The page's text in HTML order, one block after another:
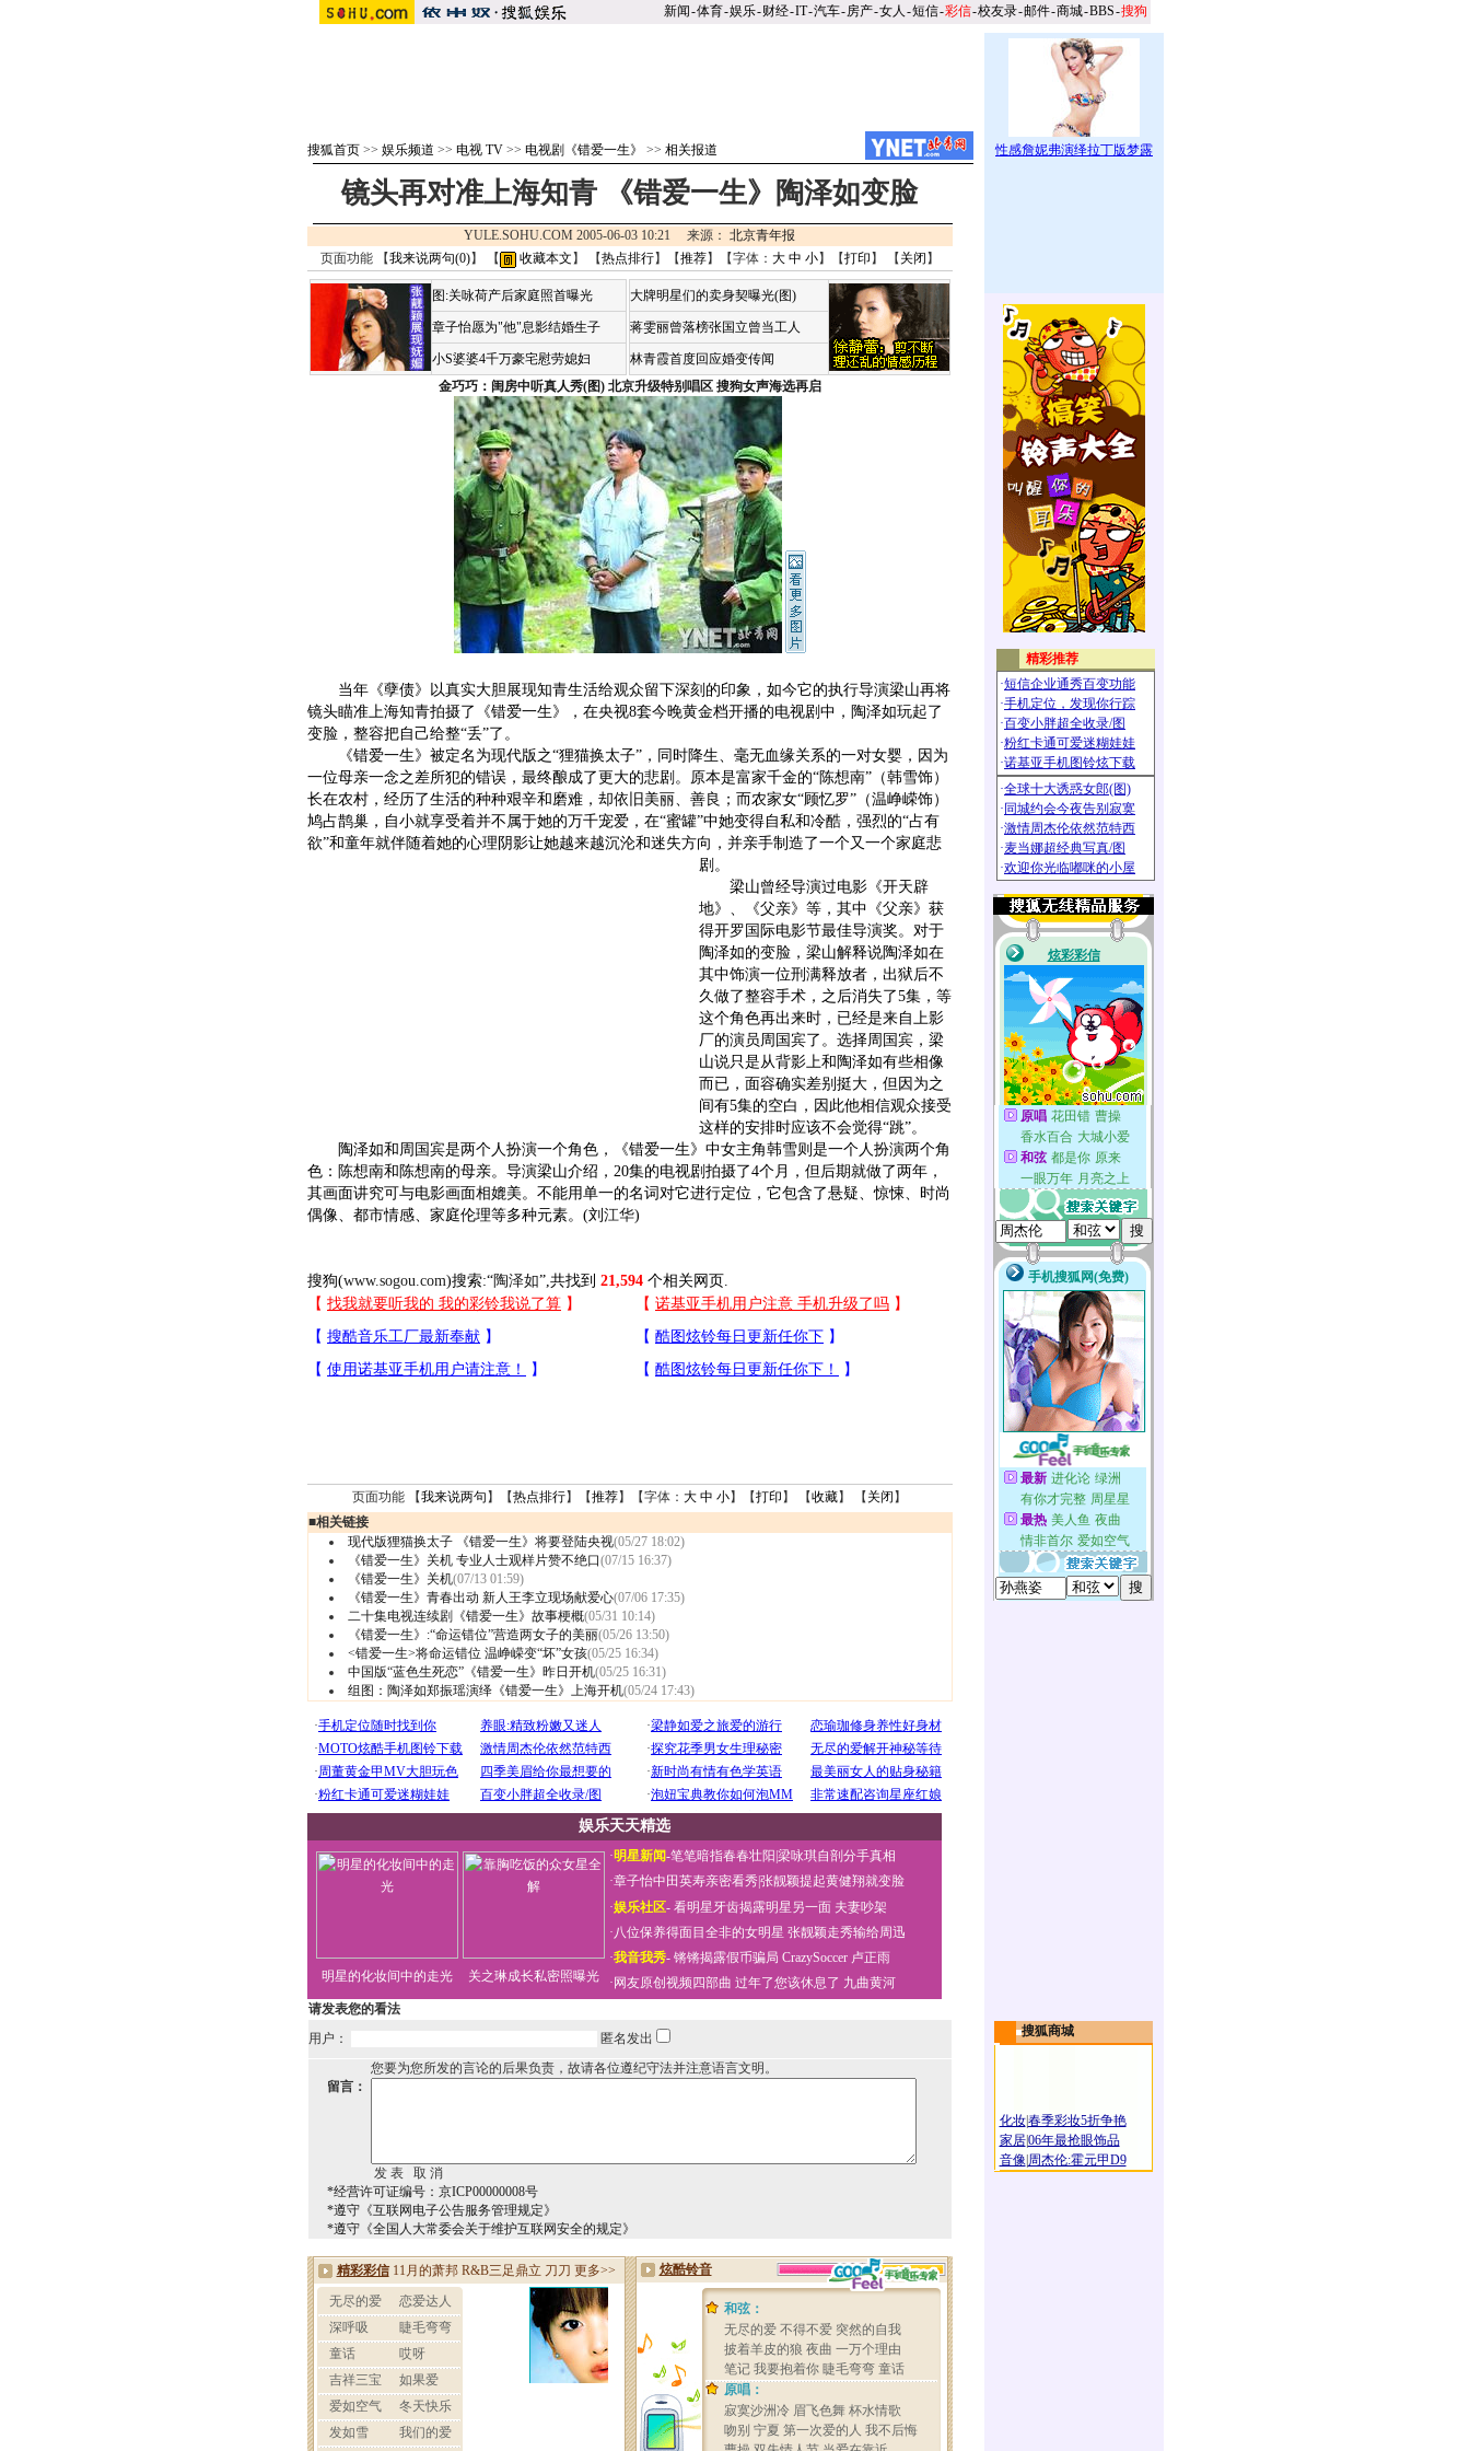
新闻-体育-娱乐-财经-IT-汽车-房产-女人 -短信-彩信-校友录-邮件-商城-BBS-搜狗
搜狐首页>> 娱乐频道 >> 电视 TV>> 电视剧《错爱一生》 >> 相关报道
镜头再对准上海知青 《错爱一生》陶泽如变脸
YULE.SOHU.COM 2005-06-03 10:21 来源： 北京青年报
页面功能 【我来说两句(0)】 【 收藏本文 】 【热点排行】【推荐】【字体： 大 中 小】【打印 】 【 关闭 】
图:关咏荷产后家庭照首曝光
章子怡愿为"他"息影结婚生子
小S婆婆4千万豪宅慰劳媳妇
大牌明星们的卖身契曝光(图)
蒋雯丽曾落榜张国立曾当工人
林青霞首度回应婚变传闻
金巧巧：闺房中听真人秀(图) 北京升级特别唱区 搜狗女声海选再启
当年《孽债》以真实大胆展现知青生活给观众留下深刻的印象，如今它的执行导演梁山再将
镜头瞄准上海知青拍摄了《错爱一生》，在央视8套今晚黄金档开播的电视剧中，陶泽如玩起了
变脸，整容把自己给整“丢”了。
《错爱一生》被定名为现代版之“狸猫换太子”，同时降生、毫无血缘关系的一对女婴，因为
一位母亲一念之差所犯的错误，最终酿成了更大的悲剧。原本是富家千金的“陈想南”（韩雪饰）
长在农村，经历了生活的种种艰辛和磨难，却依旧美丽、善良；而农家女“顾忆罗”（温峥嵘饰）
鸠占鹊巢，自小就享受着并不属于她的万千宠爱，在“蜜罐”中她变得自私和冷酷，强烈的“占有
欲”和童年就伴随着她的心理阴影让她越来越沉沦和迷失方向，并亲手制造了一个又一个家庭悲
剧。
梁山曾经导演过电影《开天辟
地》、《父亲》等，其中《父亲》获
得开罗国际电影节最佳导演奖。对于
陶泽如的变脸，梁山解释说陶泽如在
其中饰演一位刑满释放者，出狱后不
久做了整容手术，之后消失了5集，等
这个角色再出来时，已经是来自上影
厂的演员周国宾了。选择周国宾，梁
山说只是从背影上和陶泽如有些相像
而已，面容确实差别挺大，但因为之
间有5集的空白，因此他相信观众接受
这样的安排时应该不会觉得“跳”。
陶泽如和周国宾是两个人扮演一个角色，《错爱一生》中女主角韩雪则是一个人扮演两个角
色：陈想南和陈想南的母亲。导演梁山介绍，20集的电视剧拍摄了4个月，但后期就做了两年，
其画面讲究可与电影画面相媲美。不能用单一的名词对它进行定位，它包含了悬疑、惊悚、时尚
偶像、都市情感、家庭伦理等多种元素。(刘 江华)
搜狗(www.sogou.com)搜索:“陶泽如”,共找到 21,594 个相关网页.
页面功能 【我来说两句 】【热点排行】【推荐】【字体： 大 中 小】【打印 】 【收藏】 【 关闭 】
■相关链接
现代版狸猫换太子 《错爱一生》将要登陆央视(05/27 18:02)
《错爱一生》关机 专业人士观样片赞不绝口(07/15 16:37)
《错爱一生》关机(07/13 01:59)
《错爱一生》青春出动 新人王李立现场献爱心(07/06 17:35)
二十集电视连续剧《错爱一生》故事梗概(05/31 10:14)
《错爱一生》:“命运错位”营造两女子的美丽(05/26 13:50)
<错爱一生>将命运错位 温峥嵘变“坏”女孩(05/25 16:34)
中国版“蓝色生死恋”《错爱一生》昨日开机(05/25 16:31)
组图：陶泽如郑振瑶演绎《错爱一生》上海开机(05/24 17:43)
娱乐天天精选
明星的化妆间中的走光 关之琳成长私密照曝光
·明星新闻-笔笔暗指春春壮阳 梁咏琪自剖分手真相
·章子怡中田英寿亲密看秀|张靓颖提起黄健翔就变脸
·娱乐社区-看明星牙齿揭露明星另一面 夫妻吵架
·八位保养得面目全非的女明星 张靓颖走秀输给周迅
·我音我秀- 锵锵揭露假币骗局 CrazySoccer 卢正雨
· 网友原创视频四部曲 过年了您该休息了 九曲黄河
请发表您的看法
用户：
匿名发出
您要为您所发的言论的后果负责，故请各位遵纪守法并注意语言文明。
留言：
*经营许可证编号：京ICP00000008号
*遵守《互联网电子公告服务管理规定》
*遵守《全国人大常委会关于维护互联网安全的规定》
搜狐商城
化妆|春季彩妆5折争艳
家居|06年最抢眼饰品
音像| 周杰伦:霍元甲D9